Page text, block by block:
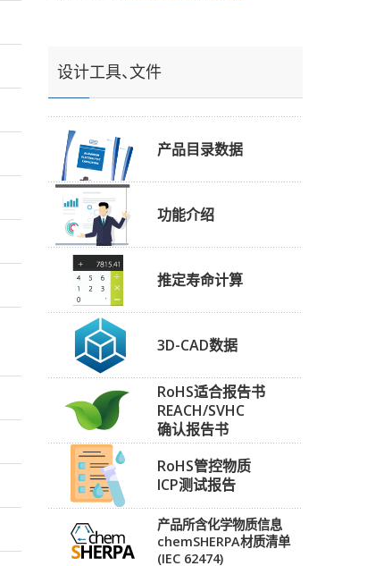
设计工具、文件
产品目录数据
功能介绍
推定寿命计算
3D-CAD数据
RoHS适合报告书
REACH/SVHC
确认报告书
RoHS管控物质
ICP测试报告
产品所含化学物质信息
chemSHERPA材质清单
(IEC 62474)